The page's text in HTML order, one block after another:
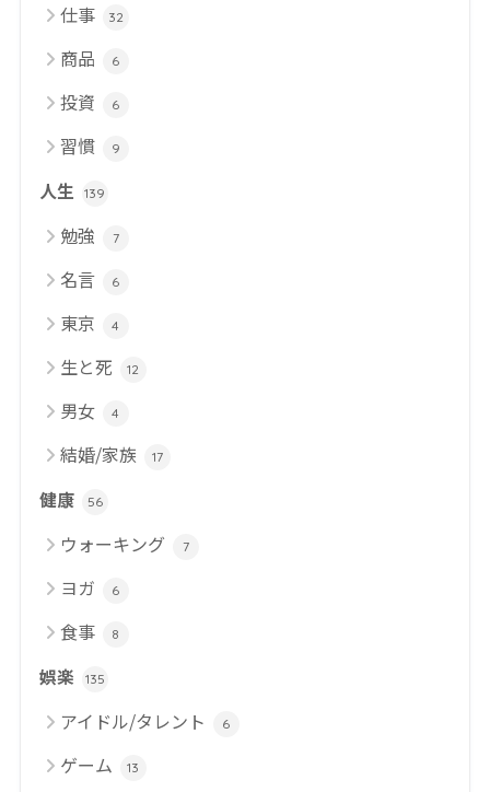
仕事 32
商品 6
投資 6
習慣 9
人生 139
勉強 7
名言 6
東京 4
生と死 12
男女 4
結婚/家族 17
健康 56
ウォーキング 7
ヨガ 6
食事 8
娯楽 135
アイドル/タレント 6
ゲーム 13